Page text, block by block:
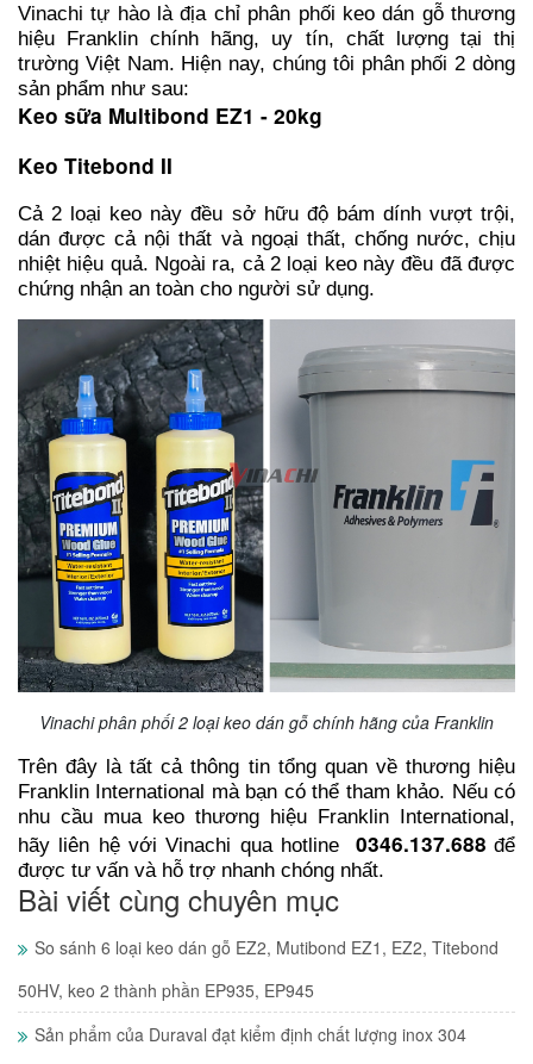
Vinachi tự hào là địa chỉ phân phối keo dán gỗ thương
hiệu Franklin chính hãng, uy tín, chất lượng tại thị
trường Việt Nam. Hiện nay, chúng tôi phân phối 2 dòng
sản phẩm như sau:
Keo sữa Multibond EZ1 - 20kg
Keo Titebond II
Cả 2 loại keo này đều sở hữu độ bám dính vượt trội,
dán được cả nội thất và ngoại thất, chống nước, chịu
nhiệt hiệu quả. Ngoài ra, cả 2 loại keo này đều đã được
chứng nhận an toàn cho người sử dụng.
Vinachi phân phối 2 loại keo dán gỗ chính hãng của Franklin
Trên đây là tất cả thông tin tổng quan về thương hiệu
Franklin International mà bạn có thể tham khảo. Nếu có
nhu cầu mua keo thương hiệu Franklin International,
hãy liên hệ với Vinachi qua hotline
0346.137.688 để
được tư vấn và hỗ trợ nhanh chóng nhất.
Bài viết cùng chuyên mục
So sánh 6 loại keo dán gỗ EZ2, Mutibond EZ1, EZ2, Titebond
50HV, keo 2 thành phần EP935, EP945
Sản phẩm của Duraval đạt kiểm định chất lượng inox 304